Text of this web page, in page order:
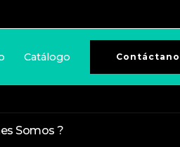
Catálogo
Somos ?